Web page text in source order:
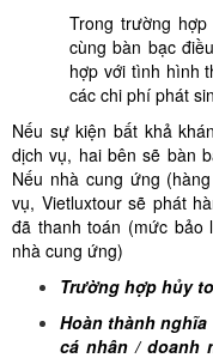
Trong trường
cùng bàn bạc
hợp với tình hình
các chi phí phát
Nếu sự kiện bất khả
dịch vụ, hai bên sẽ bàn
Nếu nhà cung ứng
vụ, Vietluxtour sẽ phát
đã thanh toán (mức bảo
nhà cung ứng)
Trường hợp hủy
Hoàn thành
cá nhân / doanh